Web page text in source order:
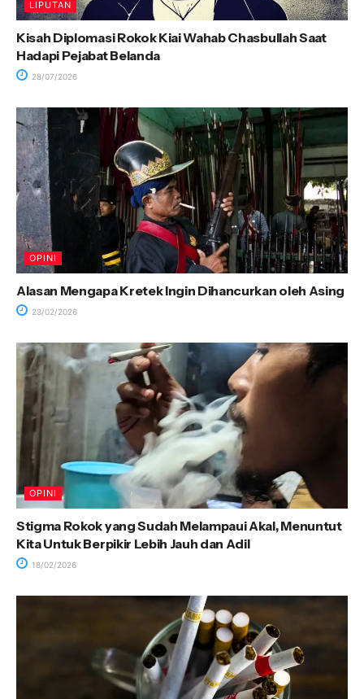
LIPUTAN
Kisah Diplomasi Rokok Kiai Wahab Chasbullah Saat
Hadapi Pejabat Belanda
28/07/2026
OPINI
Alasan Mengapa Kretek Ingin Dihancurkan oleh Asing
23/02/2026
OPINI
Stigma Rokok yang Sudah Melampaui Akal, Menuntut
Kita Untuk Berpikir Lebih Jauh dan Adil
18/02/2026